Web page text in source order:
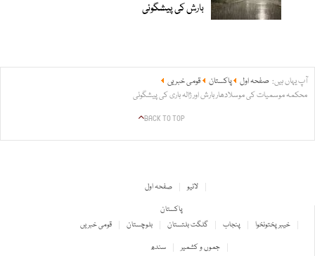
بارش کی پیشگوئی
آپ یہاں ہیں: صفحہ اول پاکستان
قومی خبریں
محکمہ موسمیات کی موسلادھار بارش اور ژالہ باری کی پیشگوئی
BACK TO TOP
صفحہ اول
لائیو
پاکستان
قومی خبریں
بلوچستان گلگت بلتستان پنجاب
خیبر پختونخوا
سندھ
جموں و کشمیر